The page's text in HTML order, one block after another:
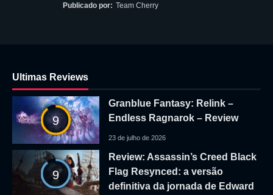
Publicado por: Team Cherry
Ultimas Reviews
9
Granblue Fantasy: Relink –
Endless Ragnarok – Review
23 de julho de 2026
9
Review: Assassin’s Creed Black
Flag Resynced: a versão
definitiva da jornada de Edward